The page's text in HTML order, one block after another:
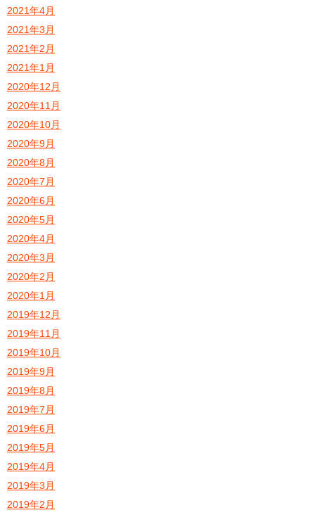
2021年4月
2021年3月
2021年2月
2021年1月
2020年12月
2020年11月
2020年10月
2020年9月
2020年8月
2020年7月
2020年6月
2020年5月
2020年4月
2020年3月
2020年2月
2020年1月
2019年12月
2019年11月
2019年10月
2019年9月
2019年8月
2019年7月
2019年6月
2019年5月
2019年4月
2019年3月
2019年2月